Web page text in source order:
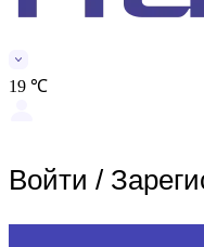
19 ℃
Войти /